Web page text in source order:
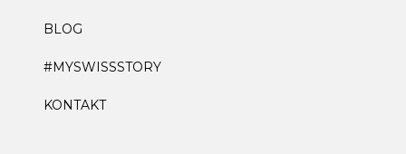
BLOG
#MYSWISSSTORY
KONTAKT